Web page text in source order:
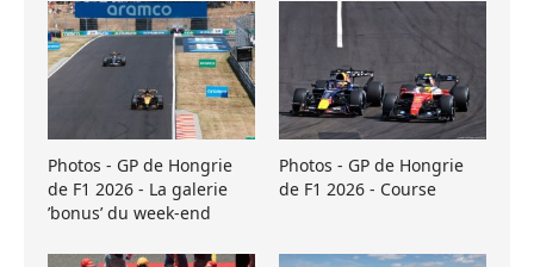
Photos - GP de Hongrie
de F1 2026 - La galerie
’bonus’ du week-end
Photos - GP de Hongrie
de F1 2026 - Course